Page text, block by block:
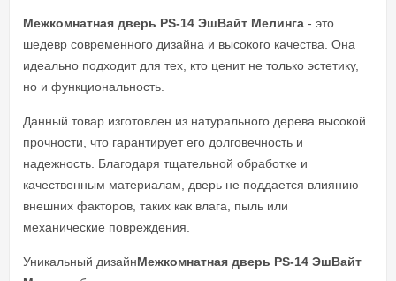
Межкомнатная дверь PS-14 ЭшВайт Мелинга - это
шедевр современного дизайна и высокого качества. Она
идеально подходит для тех, кто ценит не только эстетику,
но и функциональность.
Данный товар изготовлен из натурального дерева высокой
прочности, что гарантирует его долговечность и
надежность. Благодаря тщательной обработке и
качественным материалам, дверь не поддается влиянию
внешних факторов, таких как влага, пыль или
механические повреждения.
Уникальный дизайнМежкомнатная дверь PS-14 ЭшВайт